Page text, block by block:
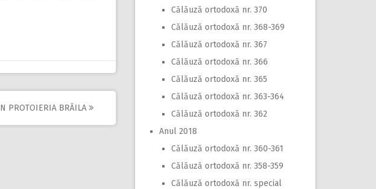
PROTOIERIA BRĂILA
Călăuză ortodoxă nr. 370
Călăuză ortodoxă nr. 368-369
Călăuză ortodoxă nr. 367
Călăuză ortodoxă nr. 366
Călăuză ortodoxă nr. 365
Călăuză ortodoxă nr. 363-364
Călăuză ortodoxă nr. 362
Anul 2018
Călăuză ortodoxă nr. 360-361
Călăuză ortodoxă nr. 358-359
Călăuză ortodoxă nr. special